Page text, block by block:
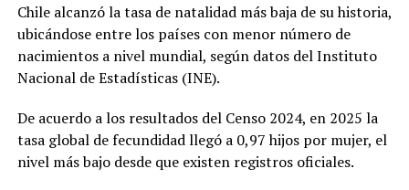
Chile alcanzó la tasa de natalidad más baja de su historia,
ubicándose entre los países con menor número de
nacimientos a nivel mundial, según datos del Instituto
Nacional de Estadísticas (INE).
De acuerdo a los resultados del Censo 2024, en 2025 la
tasa global de fecundidad llegó a 0,97 hijos por mujer, el
nivel más bajo desde que existen registros oficiales.